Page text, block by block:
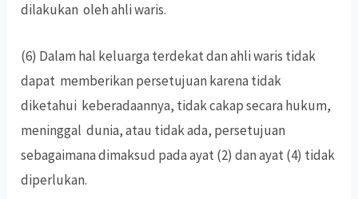
dilakukan oleh ahli waris.
(6) Dalam hal keluarga terdekat dan ahli waris tidak
dapat memberikan persetujuan karena tidak
diketahui keberadaannya, tidak cakap secara hukum,
meninggal dunia, atau tidak ada, persetujuan
sebagaimana dimaksud pada ayat (2) dan ayat (4) tidak
diperlukan.